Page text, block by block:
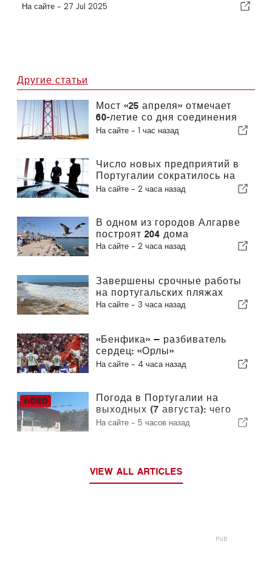
На сайте - 27 Jul 2025
Другие статьи
Мост «25 апреля» отмечает
60-летие со дня соединения
Лиссабона и Альмады
На сайте - 1 час назад
Число новых предприятий в
Португалии сократилось на
4,2 %
На сайте - 2 часа назад
В одном из городов Алгарве
построят 204 дома
На сайте - 2 часа назад
Завершены срочные работы
на португальских пляжах
На сайте - 3 часа назад
«Бенфика» — разбиватель
сердец: «Орлы»
отправляются в Эдинбург,
раунд
На сайте - 4 часа назад
Погода в Португалии на
выходных (7 августа): чего
ожидать в разных регионах
На сайте - 5 часов назад
VIEW ALL ARTICLES